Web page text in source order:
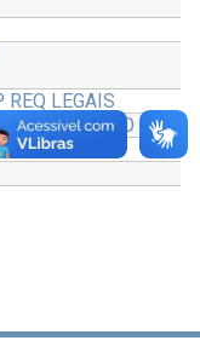
REQ LEGAIS